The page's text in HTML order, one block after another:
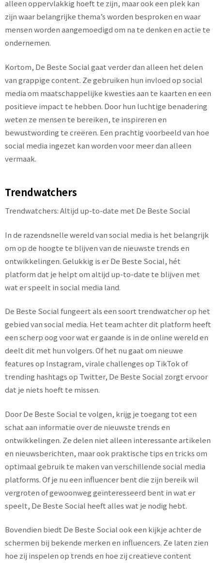
alleen oppervlakkig hoeft te zijn, maar ook een plek kan
zijn waar belangrijke thema’s worden besproken en waar
mensen worden aangemoedigd om na te denken en actie te
ondernemen.
Kortom, De Beste Social gaat verder dan alleen het delen
van grappige content. Ze gebruiken hun invloed op social
media om maatschappelijke kwesties aan te kaarten en een
positieve impact te hebben. Door hun luchtige benadering
weten ze mensen te bereiken, te inspireren en
bewustwording te creëren. Een prachtig voorbeeld van hoe
social media ingezet kan worden voor meer dan alleen
vermaak.
Trendwatchers
Trendwatchers: Altijd up-to-date met De Beste Social
In de razendsnelle wereld van social media is het belangrijk
om op de hoogte te blijven van de nieuwste trends en
ontwikkelingen. Gelukkig is er De Beste Social, hét
platform dat je helpt om altijd up-to-date te blijven met
wat er speelt in social media land.
De Beste Social fungeert als een soort trendwatcher op het
gebied van social media. Het team achter dit platform heeft
een scherp oog voor wat er gaande is in de online wereld en
deelt dit met hun volgers. Of het nu gaat om nieuwe
features op Instagram, virale challenges op TikTok of
trending hashtags op Twitter, De Beste Social zorgt ervoor
dat je niets hoeft te missen.
Door De Beste Social te volgen, krijg je toegang tot een
schat aan informatie over de nieuwste trends en
ontwikkelingen. Ze delen niet alleen interessante artikelen
en nieuwsberichten, maar ook praktische tips en tricks om
optimaal gebruik te maken van verschillende social media
platforms. Of je nu een influencer bent die zijn bereik wil
vergroten of gewoonweg geïnteresseerd bent in wat er
speelt, De Beste Social heeft alles wat je nodig hebt.
Bovendien biedt De Beste Social ook een kijkje achter de
schermen bij bekende merken en influencers. Ze laten zien
hoe zij inspelen op trends en hoe zij creatieve content